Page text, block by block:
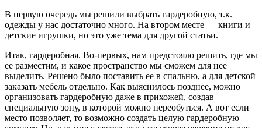
В первую очередь мы решили выбрать гардеробную, т.к.
одежды у нас достаточно много. На втором месте — книги и
детские игрушки, но это уже тема для другой статьи.
Итак, гардеробная. Во-первых, нам предстояло решить, где мы
ее разместим, и какое пространство мы сможем для нее
выделить. Решено было поставить ее в спальню, а для детской
заказать мебель отдельно. Как выяснилось позднее, можно
организовать гардеробную даже в прихожей, создав
специальную зону, в которой можно переобуться. А вот если
место позволяет, то возможно создать целую гардеробную